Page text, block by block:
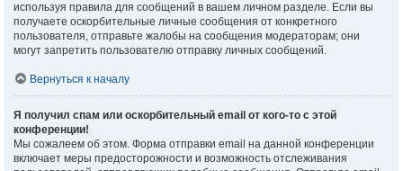
используя правила для сообщений в вашем личном разделе. Если вы
получаете оскорбительные личные сообщения от конкретного
пользователя, отправьте жалобы на сообщения модераторам; они
могут запретить пользователю отправку личных сообщений.
Вернуться к началу
Я получил спам или оскорбительный email от кого-то с этой
конференции!
Мы сожалеем об этом. Форма отправки email на данной конференции
включает меры предосторожности и возможность отслеживания